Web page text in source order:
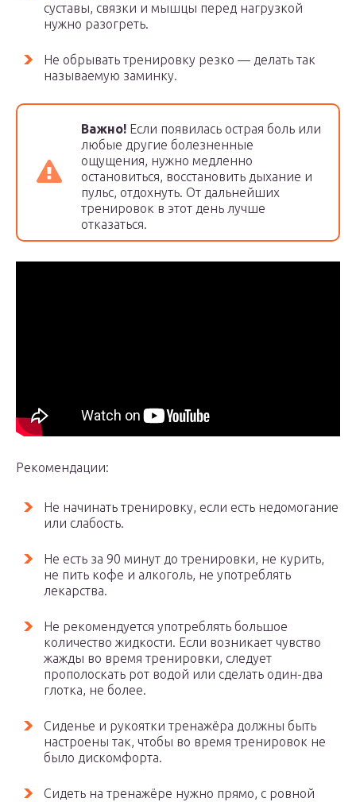
суставы, связки и мышцы перед нагрузкой
нужно разогреть.
Не обрывать тренировку резко — делать так
называемую заминку.
Важно! Если появилась острая боль или
любые другие болезненные
ощущения, нужно медленно
остановиться, восстановить дыхание и
пульс, отдохнуть. От дальнейших
тренировок в этот день лучше
отказаться.
Рекомендации:
Не начинать тренировку, если есть недомогание
или слабость.
Не есть за 90 минут до тренировки, не курить,
не пить кофе и алкоголь, не употреблять
лекарства.
Не рекомендуется употреблять большое
количество жидкости. Если возникает чувство
жажды во время тренировки, следует
прополоскать рот водой или сделать один-два
глотка, не более.
Сиденье и рукоятки тренажёра должны быть
настроены так, чтобы во время тренировок не
было дискомфорта.
Сидеть на тренажёре нужно прямо, с ровной